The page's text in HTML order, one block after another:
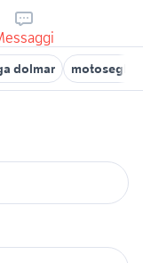
dolmar motoseghe